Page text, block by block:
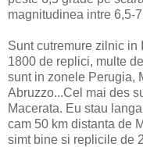
magnitudinea intre 6,5-
Sunt cutremure zilnic in
1800 de replici, multe
sunt in zonele Perugia,
Abruzzo...Cel mai des
Macerata. Eu stau
cam 50 km distanta de
simt bine si replicile de